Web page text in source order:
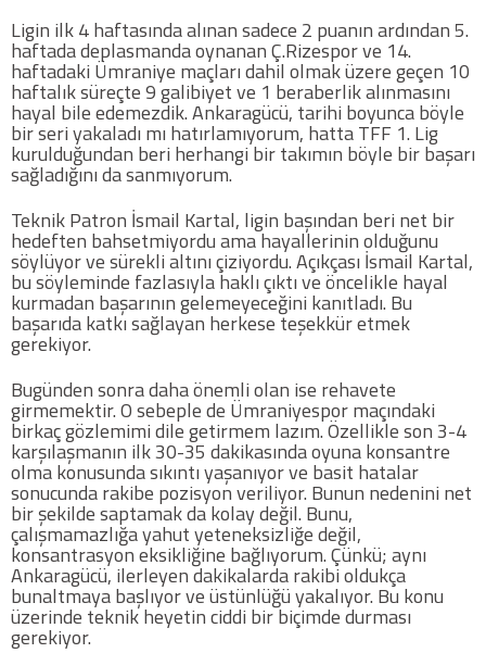
Futbol
Basketbol
Voleybol
Bisiklet
Diğer Sporlar
Facebook
Twitter
Google Plus
Instagram
Ligin ilk 4 haftasında alınan sadece 2 puanın ardından 5.
haftada deplasmanda oynanan Ç.Rizespor ve 14.
haftadaki Ümraniye maçları dahil olmak üzere geçen 10
haftalık süreçte 9 galibiyet ve 1 beraberlik alınmasını
hayal bile edemezdik. Ankaragücü, tarihi boyunca böyle
bir seri yakaladı mı hatırlamıyorum, hatta TFF 1. Lig
kurulduğundan beri herhangi bir takımın böyle bir başarı
sağladığını da sanmıyorum.
Teknik Patron İsmail Kartal, ligin başından beri net bir
hedeften bahsetmiyordu ama hayallerinin olduğunu
söylüyor ve sürekli altını çiziyordu. Açıkçası İsmail Kartal,
bu söyleminde fazlasıyla haklı çıktı ve öncelikle hayal
kurmadan başarının gelemeyeceğini kanıtladı. Bu
başarıda katkı sağlayan herkese teşekkür etmek
gerekiyor.
Bugünden sonra daha önemli olan ise rehavete
girmemektir. O sebeple de Ümraniyespor maçındaki
birkaç gözlemimi dile getirmem lazım. Özellikle son 3-4
karşılaşmanın ilk 30-35 dakikasında oyuna konsantre
olma konusunda sıkıntı yaşanıyor ve basit hatalar
sonucunda rakibe pozisyon veriliyor. Bunun nedenini net
bir şekilde saptamak da kolay değil. Bunu,
çalışmamazlığa yahut yeteneksizliğe değil,
konsantrasyon eksikliğine bağlıyorum. Çünkü; aynı
Ankaragücü, ilerleyen dakikalarda rakibi oldukça
bunaltmaya başlıyor ve üstünlüğü yakalıyor. Bu konu
üzerinde teknik heyetin ciddi bir biçimde durması
gerekiyor.